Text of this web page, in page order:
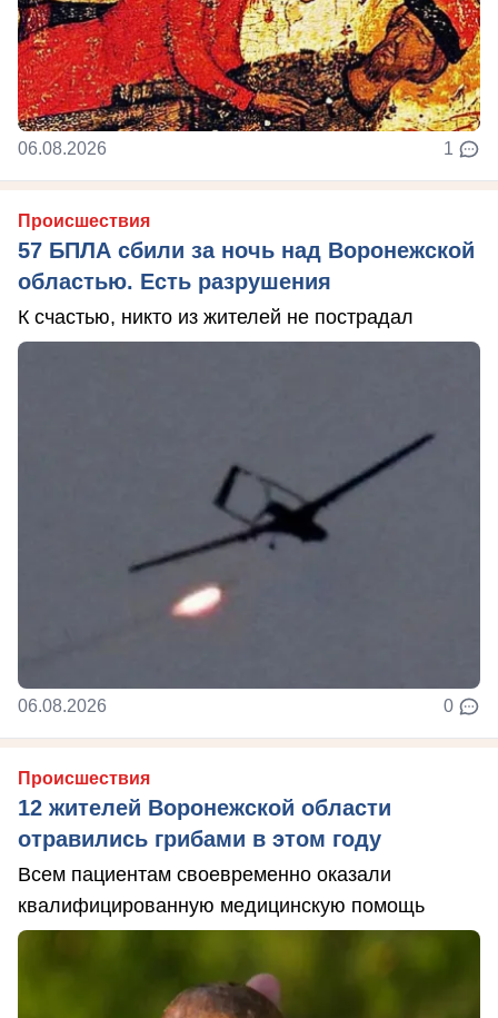
06.08.2026 1
Происшествия
57 БПЛА сбили за ночь над Воронежской
областью. Есть разрушения
К счастью, никто из жителей не пострадал
06.08.2026 0
Происшествия
12 жителей Воронежской области
отравились грибами в этом году
Всем пациентам своевременно оказали
квалифицированную медицинскую помощь